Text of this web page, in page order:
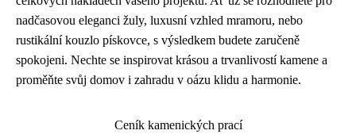
nadčasovou eleganci žuly, luxusní vzhled mramoru, nebo
rustikální kouzlo pískovce, s výsledkem budete zaručeně
spokojeni. Nechte se inspirovat krásou a trvanlivostí kamene a
proměňte svůj domov i zahradu v oázu klidu a harmonie.
Ceník kamenických prací